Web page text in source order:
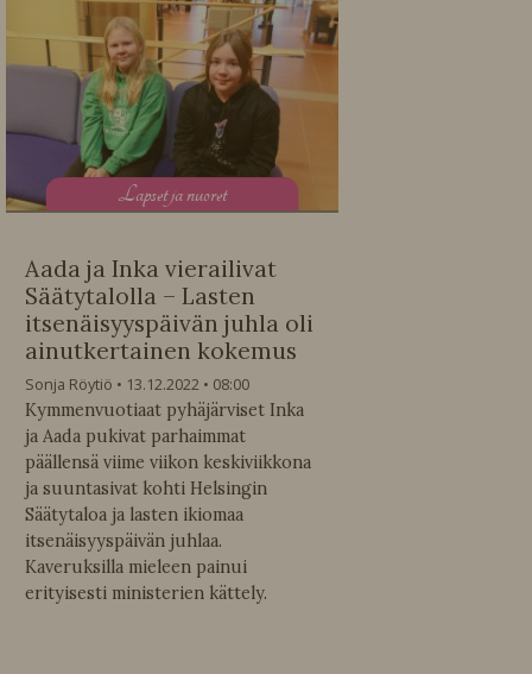
Lapset ja nuoret
Aada ja Inka vierailivat
Säätytalolla – Lasten
itsenäisyyspäivän juhla oli
ainutkertainen kokemus
Sonja Röytiö 13.12.2022
08:00
Kymmenvuotiaat pyhäjärviset Inka
ja Aada pukivat parhaimmat
päällensä viime viikon keskiviikkona
ja suuntasivat kohti Helsingin
Säätytaloa ja lasten ikiomaa
itsenäisyyspäivän juhlaa.
Kaveruksilla mieleen painui
erityisesti ministerien kättely.